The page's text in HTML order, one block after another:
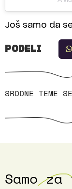
Još samo da
PODELI
SRODNE TEME
Samo